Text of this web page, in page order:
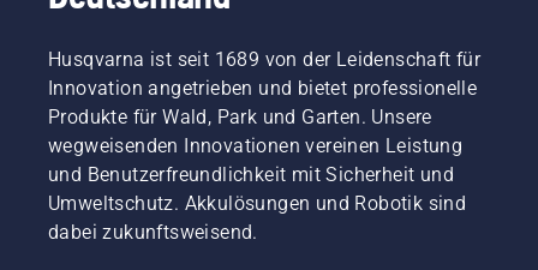
einem
besten
Fachleute
dieser
Branche
gesprochen.
was,
trockene,
braune
Flecken
und
Unkraut
das
Erlebnis
ruinieren?
Kein
Husqvarna ist seit 1689 von der Leidenschaft für
Innovation angetrieben und bietet professionelle
Produkte für Wald, Park und Garten. Unsere
wegweisenden Innovationen vereinen Leistung
und Benutzerfreundlichkeit mit Sicherheit und
Umweltschutz. Akkulösungen und Robotik sind
dabei zukunftsweisend.